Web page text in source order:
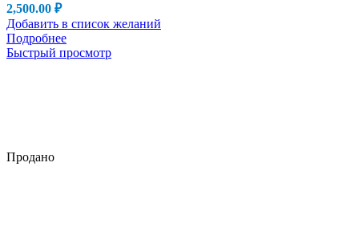
Продано
2,500.00 ₽
Добавить в список желаний
Подробнее
Быстрый просмотр